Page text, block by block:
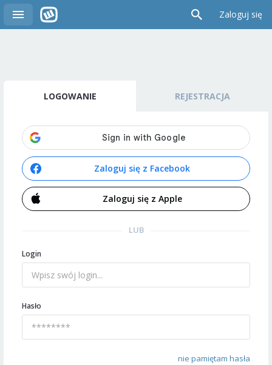
Zaloguj się
LOGOWANIE REJESTRACJA
Zaloguj się z Facebook
Zaloguj się z Apple
LUB
Login
Hasło
nie pamiętam hasła